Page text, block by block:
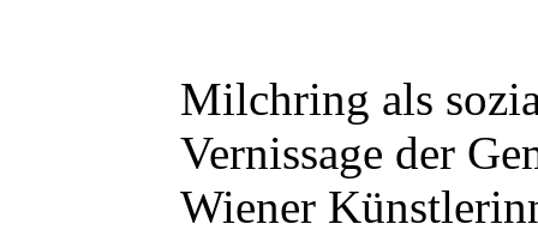
Milchring als
Vernissage der
Wiener